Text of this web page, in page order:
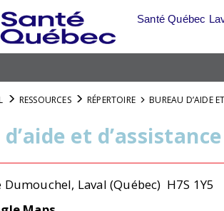
Santé Québec
RESSOURCES RÉPERTOIRE BUREAU D’AIDE
et
Dumouchel, Laval (Québec) H7S 1Y5